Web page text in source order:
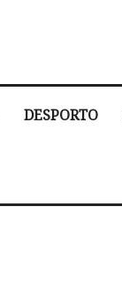
DESPORTO